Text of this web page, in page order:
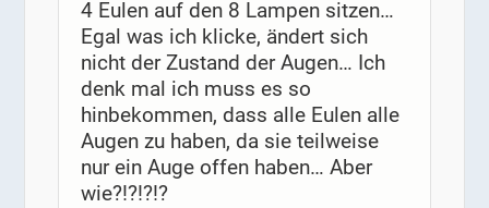
4 Eulen auf den 8 Lampen sitzen…
Egal was ich klicke, ändert sich
nicht der Zustand der Augen… Ich
denk mal ich muss es so
hinbekommen, dass alle Eulen alle
Augen zu haben, da sie teilweise
nur ein Auge offen haben… Aber
wie?!?!?!?